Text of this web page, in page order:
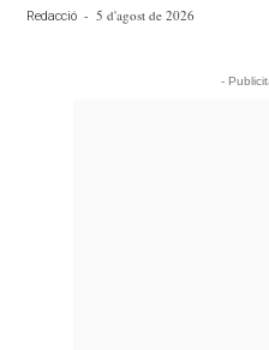
Redacció - 5 d'agost de 2026
-